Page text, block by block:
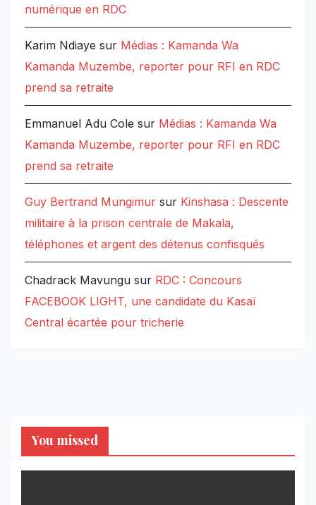
numérique en RDC
Karim Ndiaye sur Médias : Kamanda Wa
Kamanda Muzembe, reporter pour RFI en RDC
prend sa retraite
Emmanuel Adu Cole sur Médias : Kamanda Wa
Kamanda Muzembe, reporter pour RFI en RDC
prend sa retraite
Guy Bertrand Mungimur sur Kinshasa : Descente
militaire à la prison centrale de Makala,
téléphones et argent des détenus confisqués
Chadrack Mavungu sur RDC : Concours
FACEBOOK LIGHT, une candidate du Kasaï
Central écartée pour tricherie
You missed